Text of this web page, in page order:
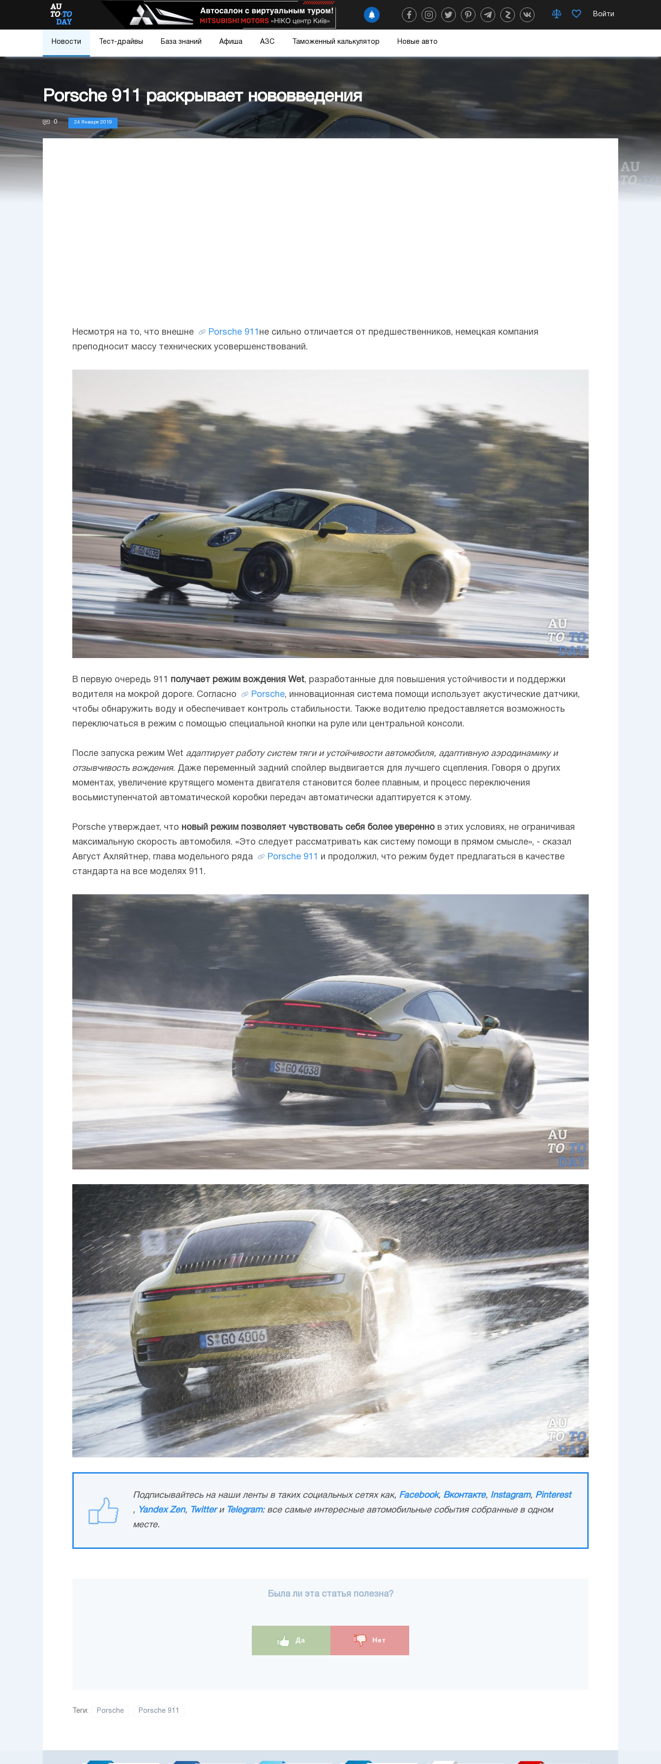
Войти
Новости Тест-драйвы База знаний Афиша АЗС Таможенный калькулятор Новые авто
Porsche 911 раскрывает нововведения
0 24 Января 2019
Несмотря на то, что внешне Porsche 911 не сильно отличается от предшественников, немецкая компания
преподносит массу технических усовершенствований.
В первую очередь 911 получает режим вождения Wet, разработанные для повышения устойчивости и поддержки
водителя на мокрой дороге. Согласно
Porsche, инновационная система помощи использует акустические датчики,
чтобы обнаружить воду и обеспечивает контроль стабильности. Также водителю предоставляется возможность
переключаться в режим с помощью специальной кнопки на руле или центральной консоли.
После запуска режим Wet адаптирует работу систем тяги и устойчивости автомобиля, адаптивную аэродинамику и
отзывчивость вождения. Даже переменный задний спойлер выдвигается для лучшего сцепления. Говоря о других
моментах, увеличение крутящего момента двигателя становится более плавным, и процесс переключения
восьмиступенчатой автоматической коробки передач автоматически адаптируется к этому.
Porsche утверждает, что новый режим позволяет чувствовать себя более уверенно в этих условиях, не ограничивая
максимальную скорость автомобиля. «Это следует рассматривать как систему помощи в прямом смысле», - сказал
Август Ахляйтнер, глава модельного ряда
Porsche 911
и продолжил, что режим будет предлагаться в качестве
стандарта на все моделях 911.
Подписывайтесь на наши ленты в таких социальных сетях как, Facebook, Вконтакте, Instagram, Pinterest
, Yandex Zen, Twitterи Telegram: все самые интересные автомобильные события собранные в одном
месте.
Была ли эта статья полезна?
Да Нет
Теги: Porsche Porsche 911